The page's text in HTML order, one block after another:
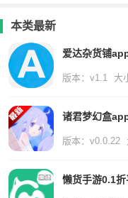
本类最新
爱达杂货铺
版本：v1.1 大
诸君梦幻盒
版本：v0.0.22
懒货手游0.1